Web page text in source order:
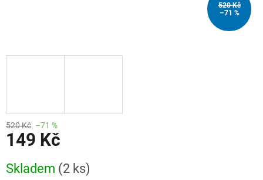
520 Kč
–71 %
520 Kč –71 %
149 Kč
cena:
Skladem (2 ks)